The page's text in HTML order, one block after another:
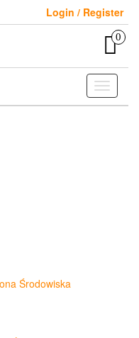
Login / Register
0
Toggle
Środowiska